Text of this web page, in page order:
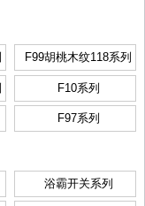
F99胡桃木纹118系列
F10系列
F97系列
浴霸开关系列